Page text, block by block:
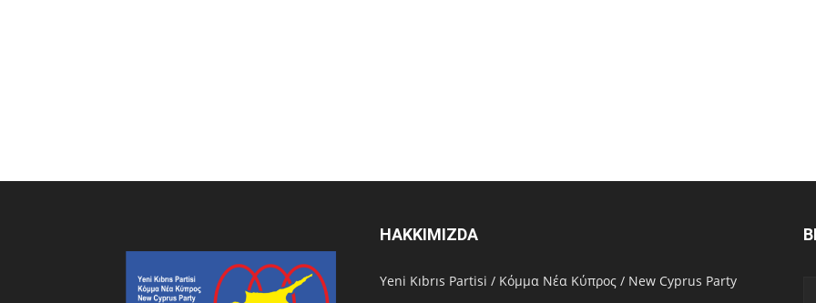
HAKKIMIZDA
Υeni Kıbrıs Partisi / Κόμμα Νέα Κύπρος / New Cyprus Party